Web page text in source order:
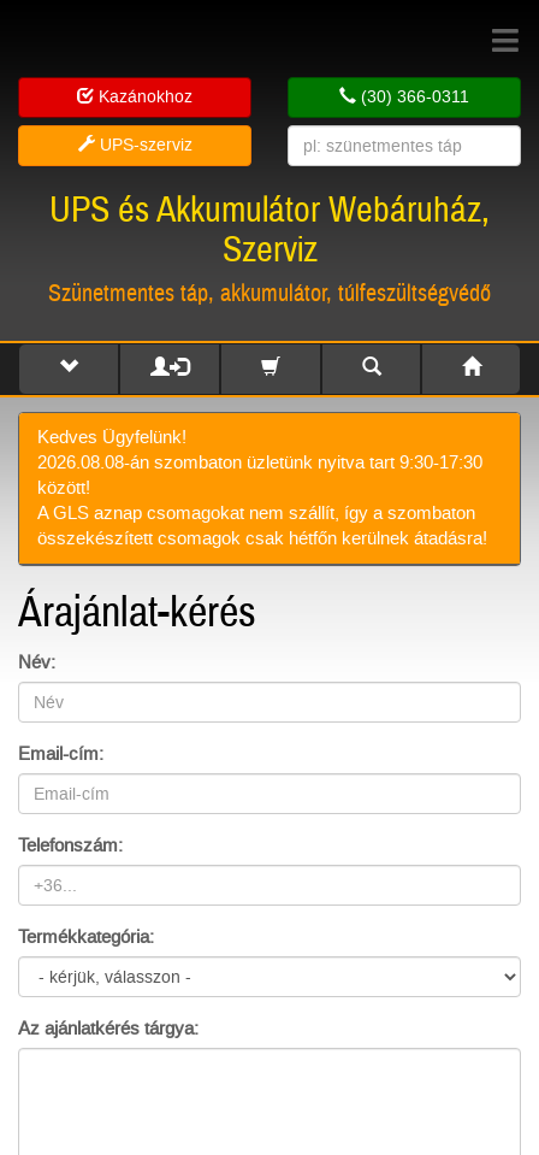
Toggle
Kazánokhoz
UPS-szerviz
(30) 366-0311
UPS és Akkumulátor Webáruház,
Szerviz
Szünetmentes táp, akkumulátor, túlfeszültségvédő
Kedves Ügyfelünk!
2026.08.08-án szombaton üzletünk nyitva tart 9:30-17:30
között!
A GLS aznap csomagokat nem szállít, így a szombaton
összekészített csomagok csak hétfőn kerülnek átadásra!
Árajánlat-kérés
Név:
Email-cím:
Telefonszám:
Termékkategória:
Az ajánlatkérés tárgya: